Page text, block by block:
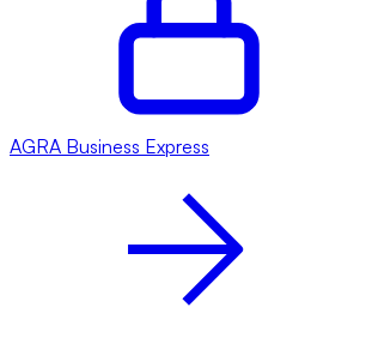
AGRA Business Express